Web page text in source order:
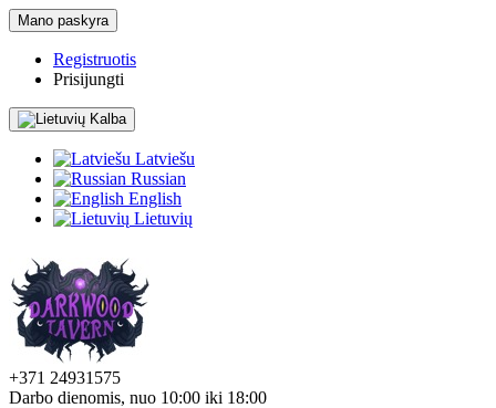
Mano paskyra
Registruotis
Prisijungti
Kalba
Latviešu
Russian
English
Lietuvių
+371 24931575
Darbo dienomis, nuo 10:00 iki 18:00